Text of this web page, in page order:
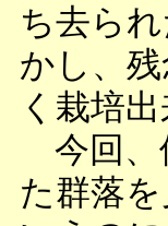
ち去ら
かし、
く栽培
今回、
た群落